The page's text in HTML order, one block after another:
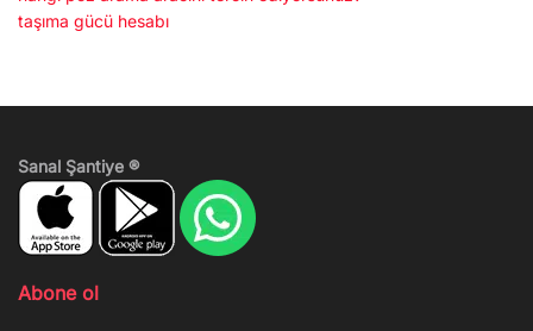
taşıma gücü hesabı
Sanal Şantiye ®
Abone ol